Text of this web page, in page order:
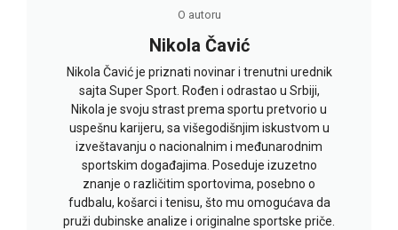
O autoru
Nikola Čavić
Nikola Čavić je priznati novinar i trenutni urednik
sajta Super Sport. Rođen i odrastao u Srbiji,
Nikola je svoju strast prema sportu pretvorio u
uspešnu karijeru, sa višegodišnjim iskustvom u
izveštavanju o nacionalnim i međunarodnim
sportskim događajima. Poseduje izuzetno
znanje o različitim sportovima, posebno o
fudbalu, košarci i tenisu, što mu omogućava da
pruži dubinske analize i originalne sportske priče.